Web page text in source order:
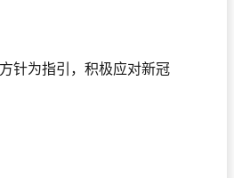
针为指引，积极应对新冠